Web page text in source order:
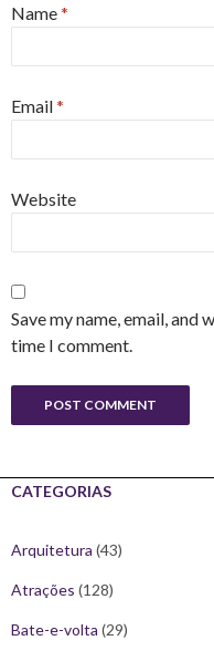
Name*
Email*
Website
Save my name, email,
time I comment.
CATEGORIAS
Arquitetura (43)
Atrações (128)
Bate-e-volta (29)